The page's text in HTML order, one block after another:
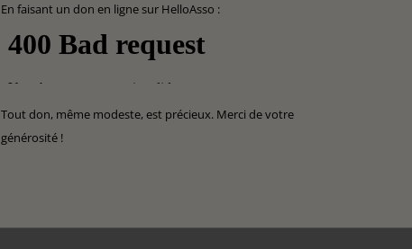
En faisant un don en ligne sur HelloAsso :
Tout don, même modeste, est précieux. Merci de votre
générosité !